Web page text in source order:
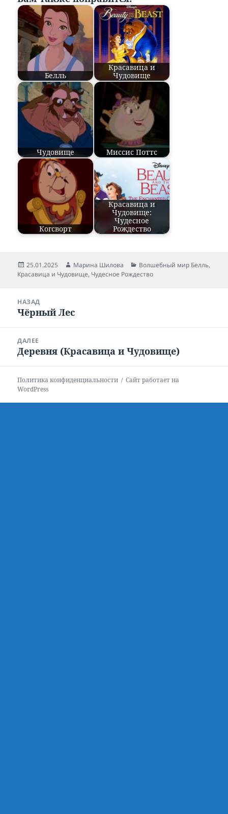
Белль
Красавица и
Чудовище
Чудовище Миссис Поттс
Когсворт
Красавица и
Чудовище:
Чудесное
Рождество
Опубликовано
25.01.2025 Автор
Марина Шилова Рубрики
Волшебный мир Белль,
Красавица и Чудовище, Чудесное Рождество
записям
НАЗАД
Предыдущая
Чёрный Лес
ДАЛЕЕ
Следующая
Деревня (Красавица и Чудовище)
Политика конфиденциальности
Сайт работает на
WordPress